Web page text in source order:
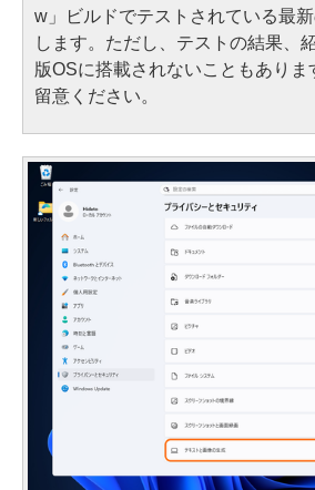
w」ビルドでテストされている最
します。ただし、テストの結果、
版OSに搭載されないこともありま
留意ください。